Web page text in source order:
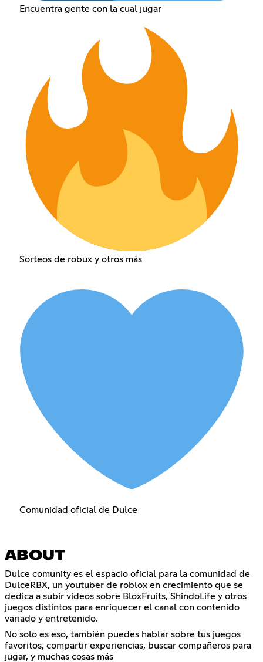
Encuentra gente con la cual jugar
Sorteos de robux y otros más
Comunidad oficial de Dulce
ABOUT
Dulce comunity es el espacio oficial para la comunidad de
DulceRBX, un youtuber de roblox en crecimiento que se
dedica a subir videos sobre BloxFruits, ShindoLife y otros
juegos distintos para enriquecer el canal con contenido
variado y entretenido.
No solo es eso, también puedes hablar sobre tus juegos
favoritos, compartir experiencias, buscar compañeros para
jugar, y muchas cosas más